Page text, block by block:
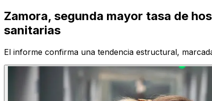
Zamora, segunda mayor tasa de
sanitarias
El informe confirma una tendencia estructural,